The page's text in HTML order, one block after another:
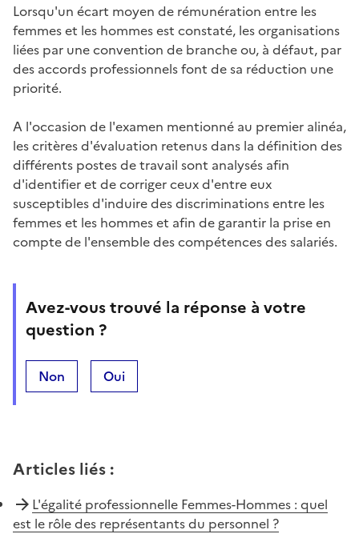
Lorsqu'un écart moyen de rémunération entre les
femmes et les hommes est constaté, les organisations
liées par une convention de branche ou, à défaut, par
des accords professionnels font de sa réduction une
priorité.
A l'occasion de l'examen mentionné au premier alinéa,
les critères d'évaluation retenus dans la définition des
différents postes de travail sont analysés afin
d'identifier et de corriger ceux d'entre eux
susceptibles d'induire des discriminations entre les
femmes et les hommes et afin de garantir la prise en
compte de l'ensemble des compétences des salariés.
Avez-vous trouvé la réponse à votre
question ?
Non Oui
Articles liés :
L'égalité professionnelle Femmes-Hommes : quel
est le rôle des représentants du personnel ?